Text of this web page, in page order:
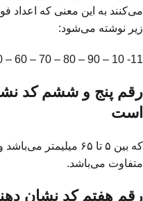
می‌کنند به این معنی که اعداد
زیر نوشته می‌شود:
11- 10 – 90 – 80 – 70 – 60 – 50 – 40 – 30 – 20 – 00 – 01 – 02
رقم پنج و ششم کد
است
که بین ۵ تا ۶۵
متفاوت می‌باشد.
رقم هفتم کد نشان